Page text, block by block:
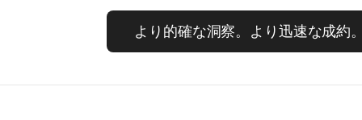
より的確な洞察。より迅速な成約